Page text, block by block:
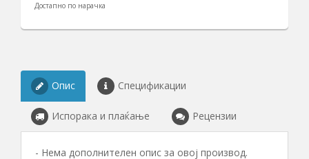
Достапно по нарачка
Опис Спецификации
Испорака и плаќање Рецензии
- Нема дополнителен опис за овој производ.